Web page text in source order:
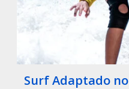
Surf Adaptado